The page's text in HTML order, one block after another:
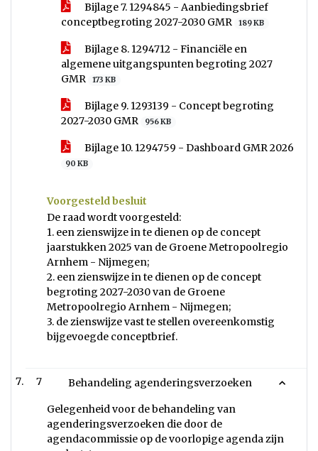
Bijlage 7. 1294845 - Aanbiedingsbrief
conceptbegroting 2027-2030 GMR
189 KB
Bijlage 8. 1294712 - Financiële en
algemene uitgangspunten begroting 2027
GMR
173 KB
Bijlage 9. 1293139 - Concept begroting
2027-2030 GMR
956 KB
Bijlage 10. 1294759 - Dashboard GMR 2026
90 KB
Voorgesteld besluit
De raad wordt voorgesteld:
1. een zienswijze in te dienen op de concept
jaarstukken 2025 van de Groene Metropoolregio
Arnhem - Nijmegen;
2. een zienswijze in te dienen op de concept
begroting 2027-2030 van de Groene
Metropoolregio Arnhem - Nijmegen;
3. de zienswijze vast te stellen overeenkomstig
bijgevoegde conceptbrief.
7 Behandeling agenderingsverzoeken
Gelegenheid voor de behandeling van
agenderingsverzoeken die door de
agendacommissie op de voorlopige agenda zijn